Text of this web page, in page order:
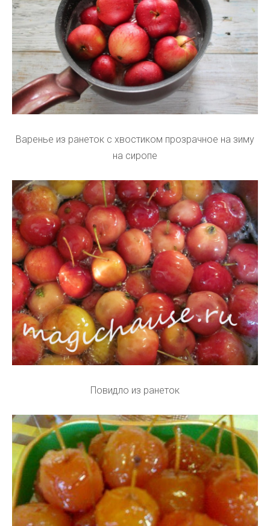
Варенье из ранеток с хвостиком прозрачное на зиму
на сиропе
Повидло из ранеток